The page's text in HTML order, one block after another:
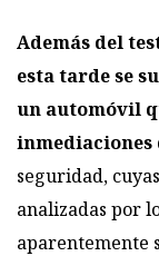
Además del
esta tarde se
un automóvil
seguridad,
analizadas por
aparentemente